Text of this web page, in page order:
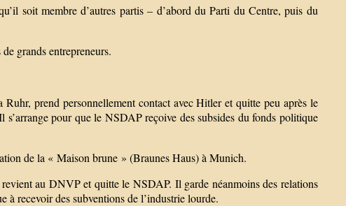
soit membre d’autres partis – d’abord du Parti du Centre, puis du
grands entrepreneurs.
prend personnellement contact avec Hitler et quitte peu après le
pour que le NSDAP reçoive des subsides du fonds politique
de la « Maison brune » (Braunes Haus) à Munich.
au DNVP et quitte le NSDAP. Il garde néanmoins des relations
recevoir des subventions de l’industrie lourde.